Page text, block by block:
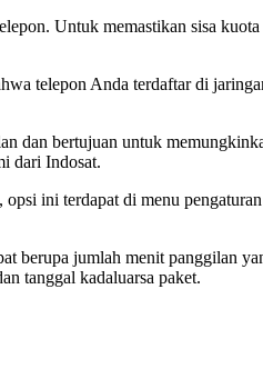
Untuk memastikan sisa
telepon Anda terdaftar di
dan bertujuan untuk
dari Indosat.
ini terdapat di menu
berupa jumlah menit panggilan
tanggal kadaluarsa paket.